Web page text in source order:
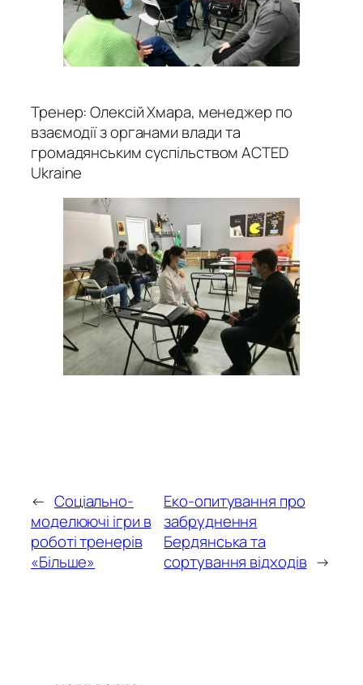
Тренер: Олексій Хмара, менеджер по
взаємодії з органами влади та
громадянським суспільством ACTED
Ukraine
← Соціально-
моделюючі ігри в
роботі тренерів
«Більше»
Еко-опитування про
забруднення
Бердянська та
сортування відходів →